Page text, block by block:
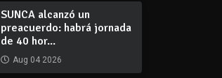
SUNCA alcanzó un
preacuerdo: habrá jornada
de 40 hor...
Aug 04 2026